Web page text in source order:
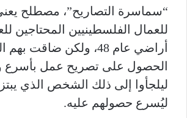
“سماسرة التصاريح”، مصطلح يعني
للعمال الفلسطينيين المحتاجين
أراضي عام 48، ولكن ضاقت
الحصول على تصريح عمل
ليلجأوا إلى ذلك الشخص الذي
ليُسرع حصولهم عليه.